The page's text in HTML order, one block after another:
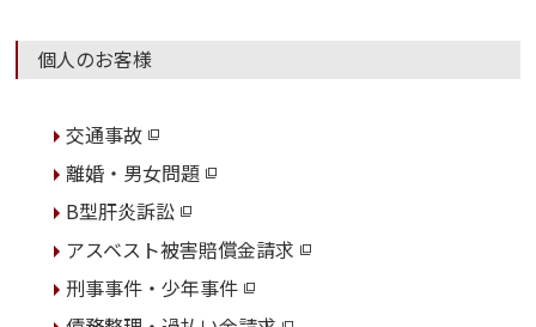
個人のお客様
交通事故
離婚・男女問題
B型肝炎訴訟
アスベスト被害賠償金請求
刑事事件・少年事件